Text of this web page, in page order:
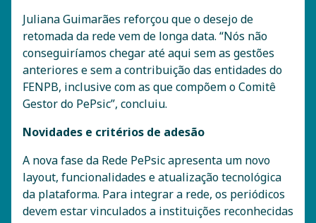
Juliana Guimarães reforçou que o desejo de
retomada da rede vem de longa data. “Nós não
conseguiríamos chegar até aqui sem as gestões
anteriores e sem a contribuição das entidades do
FENPB, inclusive com as que compõem o Comitê
Gestor do PePsic”, concluiu.
Novidades e critérios de adesão
A nova fase da Rede PePsic apresenta um novo
layout, funcionalidades e atualização tecnológica
da plataforma. Para integrar a rede, os periódicos
devem estar vinculados a instituições reconhecidas